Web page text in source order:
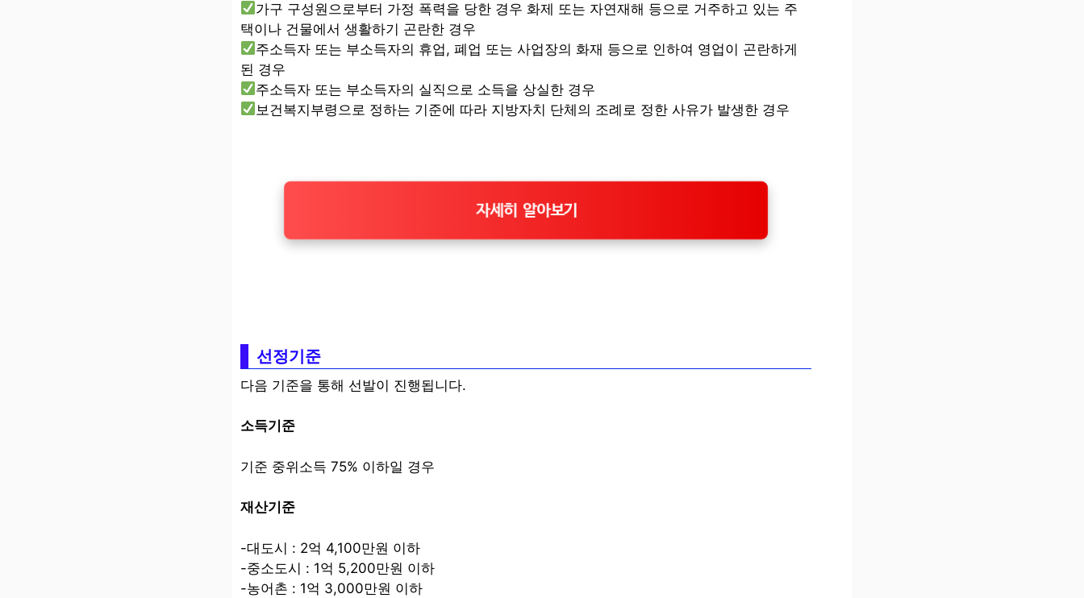
가구 구성원으로부터 가정 폭력을 당한 경우 화제 또는 자연재해 등으로 거주하고 있는 주
택이나 건물에서 생활하기 곤란한 경우
주소득자 또는 부소득자의 휴업, 폐업 또는 사업장의 화재 등으로 인하여 영업이 곤란하게
된 경우
주소득자 또는 부소득자의 실직으로 소득을 상실한 경우
보건복지부령으로 정하는 기준에 따라 지방자치 단체의 조례로 정한 사유가 발생한 경우
자세히 알아보기
선정기준
다음 기준을 통해 선발이 진행됩니다.
소득기준
기준 중위소득 75% 이하일 경우
재산기준
-대도시 : 2억 4,100만원 이하
-중소도시 : 1억 5,200만원 이하
-농어촌 : 1억 3,000만원 이하